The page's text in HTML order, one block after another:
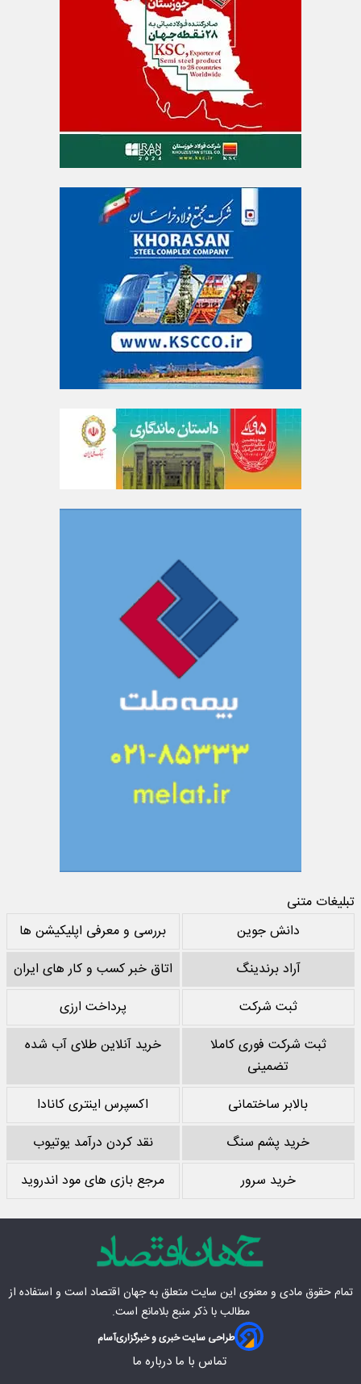
تبلیغات متنی
دانش جوین
بررسی و معرفی اپلیکیشن ها
آراد برندینگ
اتاق خبر کسب و کار های ایران
ثبت شرکت
پرداخت ارزی
ثبت شرکت فوری کاملا
تضمینی
خرید آنلاین طلای آب شده
بالابر ساختمانی
اکسپرس اینتری کانادا
خرید پشم سنگ
نقد کردن درآمد یوتیوب
خرید سرور
مرجع بازی های مود اندروید
تمام حقوق مادی‌ و معنوی این سایت متعلق بهجهان اقتصاد است و استفاده از
مطالب با ذکر منبع بلامانع است.
طراحی سایت خبری و خبرگزاریآسام
تماس با ما درباره ما